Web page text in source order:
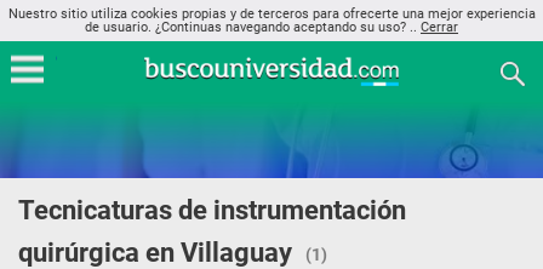
Nuestro sitio utiliza cookies propias y de terceros para ofrecerte una mejor experiencia
de usuario. ¿Continuas navegando aceptando su uso? .. Cerrar
Tecnicaturas de instrumentación
quirúrgica en Villaguay
(1)